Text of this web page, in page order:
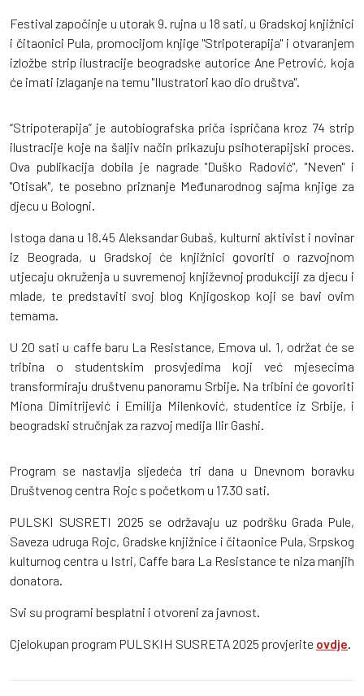
Festival započinje u utorak 9. rujna u 18 sati, u Gradskoj knjižnici
i čitaonici Pula, promocijom knjige "Stripoterapija" i otvaranjem
izložbe strip ilustracije beogradske autorice Ane Petrović, koja
će imati izlaganje na temu "Ilustratori kao dio društva".
“Stripoterapija” je autobiografska priča ispričana kroz 74 strip
ilustracije koje na šaljiv način prikazuju psihoterapijski proces.
Ova publikacija dobila je nagrade "Duško Radović", "Neven" i
"Otisak", te posebno priznanje Međunarodnog sajma knjige za
djecu u Bologni.
Istoga dana u 18.45 Aleksandar Gubaš, kulturni aktivist i novinar
iz Beograda, u Gradskoj će knjižnici govoriti o razvojnom
utjecaju okruženja u suvremenoj književnoj produkciji za djecu i
mlade, te predstaviti svoj blog Knjigoskop koji se bavi ovim
temama.
U 20 sati u caffe baru La Resistance, Emova ul. 1, održat će se
tribina o studentskim prosvjedima koji već mjesecima
transformiraju društvenu panoramu Srbije. Na tribini će govoriti
Miona Dimitrijević i Emilija Milenković, studentice iz Srbije, i
beogradski stručnjak za razvoj medija Ilir Gashi.
Program se nastavlja sljedeća tri dana u Dnevnom boravku
Društvenog centra Rojc s početkom u 17.30 sati.
PULSKI SUSRETI 2025 se održavaju uz podršku Grada Pule,
Saveza udruga Rojc, Gradske knjižnice i čitaonice Pula, Srpskog
kulturnog centra u Istri, Caffe bara La Resistance te niza manjih
donatora.
Svi su programi besplatni i otvoreni za javnost.
Cjelokupan program PULSKIH SUSRETA 2025 provjerite ovdje